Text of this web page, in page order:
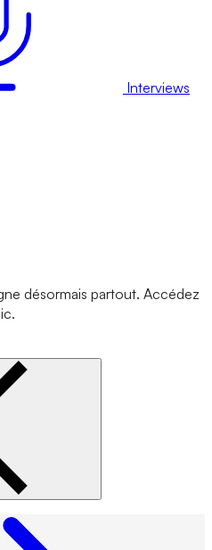
Interviews
désormais partout. Accédez